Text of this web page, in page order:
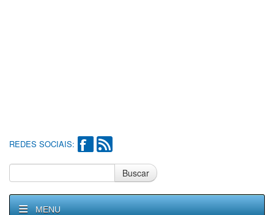
REDES SOCIAIS:
Buscar
MENU